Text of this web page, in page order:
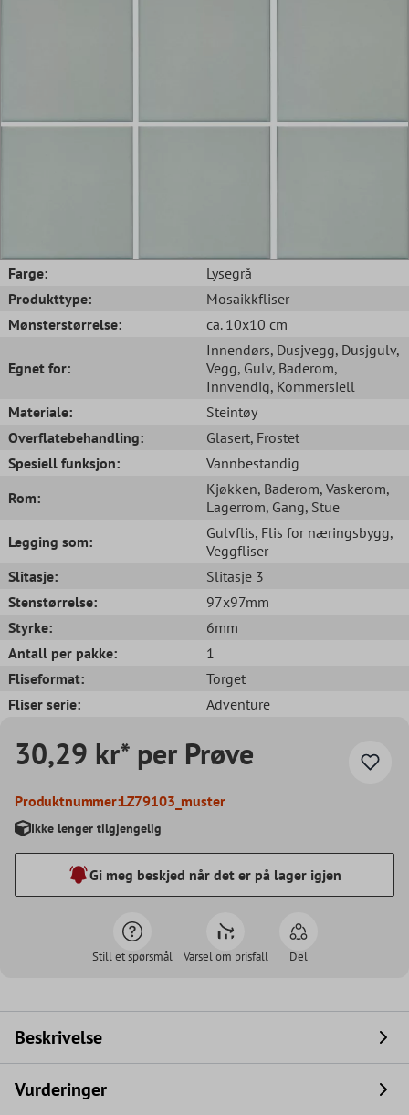
Farge:
Lysegrå
Produkttype:
Mosaikkfliser
Mønsterstørrelse:
ca. 10x10 cm
Egnet for:
Innendørs, Dusjvegg, Dusjgulv,
Vegg, Gulv, Baderom,
Innvendig, Kommersiell
Materiale:
Steintøy
Overflatebehandling:
Glasert, Frostet
Spesiell funksjon:
Vannbestandig
Rom:
Kjøkken, Baderom, Vaskerom,
Lagerrom, Gang, Stue
Legging som:
Gulvflis, Flis for næringsbygg,
Veggfliser
Slitasje:
Slitasje 3
Stenstørrelse:
97x97mm
Styrke:
6mm
Antall per pakke:
1
Fliseformat:
Torget
Fliser serie:
Adventure
30,29 kr* per Prøve
Produktnummer:LZ79103_muster
Ikke lenger tilgjengelig
Gi meg beskjed når det er på lager igjen
Still et spørsmål Varsel om prisfall Del
Beskrivelse
Vurderinger